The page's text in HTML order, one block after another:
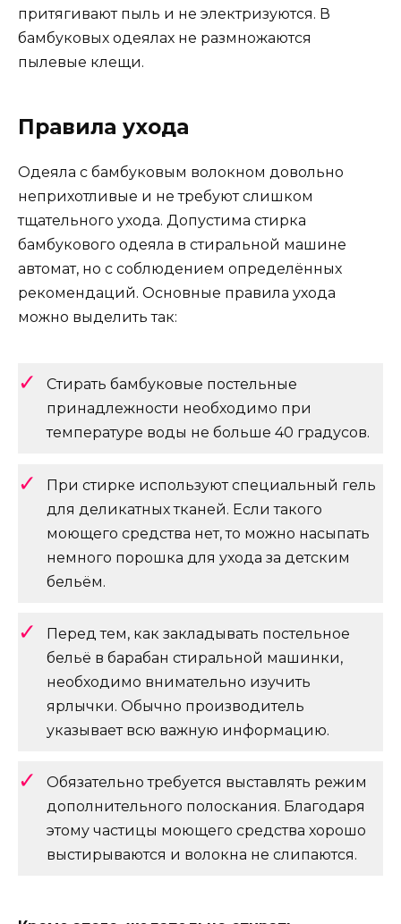
притягивают пыль и не электризуются. В
бамбуковых одеялах не размножаются
пылевые клещи.
Правила ухода
Одеяла с бамбуковым волокном довольно
неприхотливые и не требуют слишком
тщательного ухода. Допустима стирка
бамбукового одеяла в стиральной машине
автомат, но с соблюдением определённых
рекомендаций. Основные правила ухода
можно выделить так:
Стирать бамбуковые постельные
принадлежности необходимо при
температуре воды не больше 40 градусов.
При стирке используют специальный гель
для деликатных тканей. Если такого
моющего средства нет, то можно насыпать
немного порошка для ухода за детским
бельём.
Перед тем, как закладывать постельное
бельё в барабан стиральной машинки,
необходимо внимательно изучить
ярлычки. Обычно производитель
указывает всю важную информацию.
Обязательно требуется выставлять режим
дополнительного полоскания. Благодаря
этому частицы моющего средства хорошо
выстирываются и волокна не слипаются.